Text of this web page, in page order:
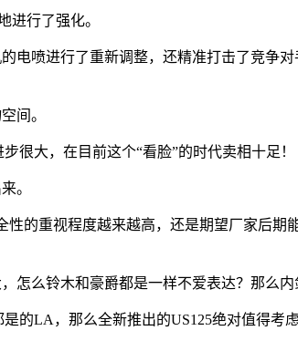
行了强化。
喷进行了重新调整，还精准打击了竞争对
间。
大，在目前这个“看脸”的时代卖相十足！
。
的重视程度越来越高，还是期望厂家后期
么铃木和豪爵都是一样不爱表达？那么内
LA，那么全新推出的US125绝对值得考虑